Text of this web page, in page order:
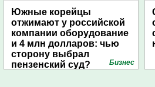
Южные корейцы
отжимают у российской
компании оборудование
и 4 млн долларов: чью
сторону выбрал
пензенский суд?
Бизнес